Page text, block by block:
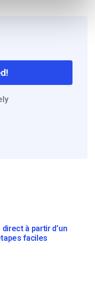
à partir d’un
faciles